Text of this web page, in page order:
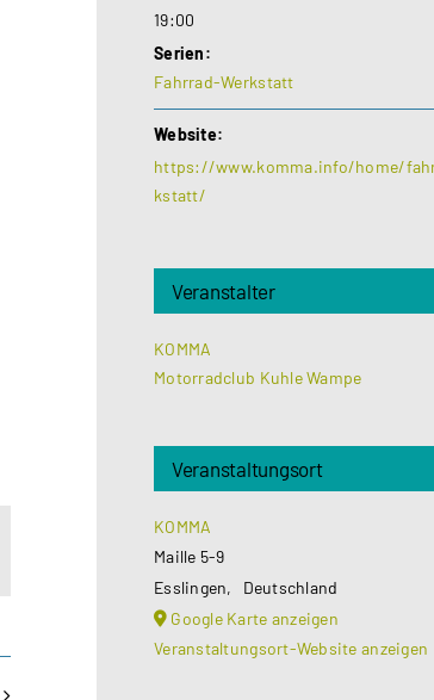
19:00
Serien:
Fahrrad-Werkstatt
Website:
https://www.komma.info/home/
kstatt/
Veranstalter
KOMMA
Motorradclub Kuhle Wampe
Veranstaltungsort
KOMMA
Maille 5-9
Esslingen,
Deutschland
Google Karte anzeigen
Veranstaltungsort-Website anzeigen